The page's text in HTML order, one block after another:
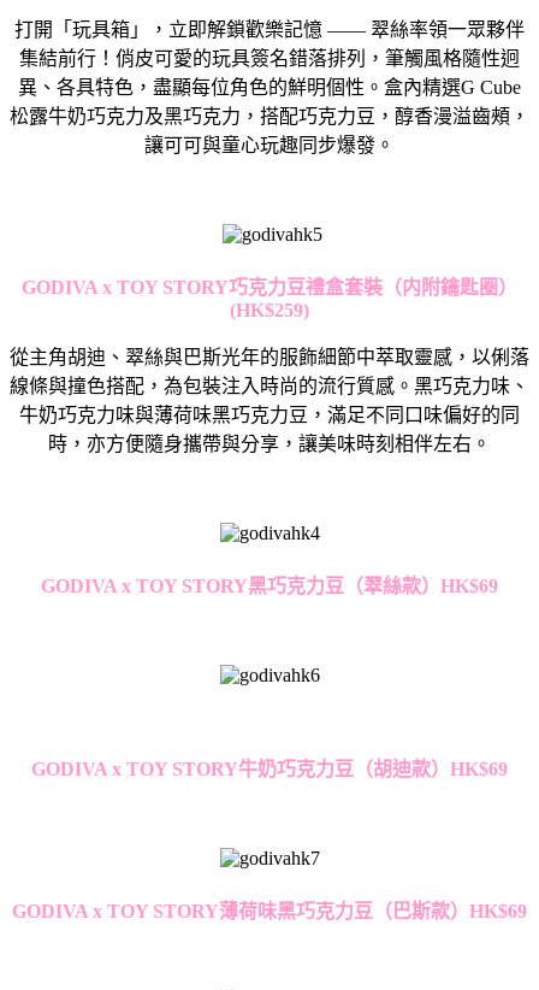
打開「玩具箱」，立即解鎖歡樂記憶 —— 翠絲率領一眾夥伴
集結前行！俏皮可愛的玩具簽名錯落排列， 筆觸風格隨性迥
異、各具特色，盡顯每位角色的鮮明個性。盒內精選G Cube
松露牛奶巧克力及黑巧克力，搭配巧克力豆， 醇香漫溢齒頰，
讓可可與童心玩趣同步爆發。
GODIVA x TOY STORY巧克力豆禮盒套裝（内附鑰匙圈）
(HK$259)
從主角胡迪、翠絲與巴斯光年的服飾細節中萃取靈感， 以俐落
線條與撞色搭配，為包裝注入時尚的流行質感。黑巧克力味、
牛奶巧克力味與薄荷味黑巧克力豆，滿足不同口味偏好的同
時， 亦方便隨身攜帶與分享，讓美味時刻相伴左右。
GODIVA x TOY STORY黑巧克力豆（翠絲款） HK$69
GODIVA x TOY STORY牛奶巧克力豆（胡迪款） HK$69
GODIVA x TOY STORY薄荷味黑巧克力豆（巴斯款） HK$69